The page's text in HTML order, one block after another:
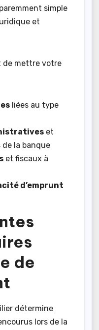
simple
et
de mettre votre
liées au type
et
la banque
et fiscaux à
d’emprunt
de
détermine
lors de la